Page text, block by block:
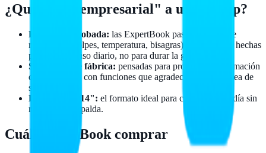
¿Qué hace "empresarial" a una laptop?
Fiabilidad probada: las ExpertBook pasan pruebas de
resistencia (golpes, temperatura, bisagras) porque están hechas
para años de uso diario, no para durar la garantía y ya.
Seguridad de fábrica: pensadas para proteger la información
de tu negocio, con funciones que agradece cualquier área de
sistemas.
Ligeras y de 14": el formato ideal para cargar todo el día sin
romperte la espalda.
Cuál ExpertBook comprar